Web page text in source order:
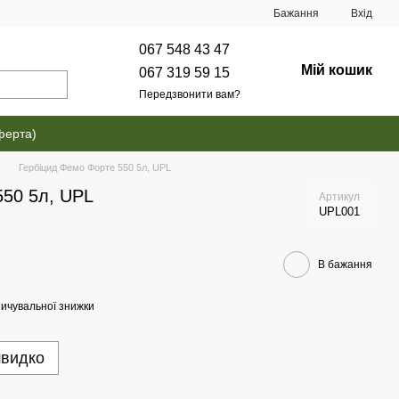
Бажання Вхід
067 548 43 47
067 319 59 15
Передзвонити вам?
Мій кошик
Гербіцид Фемо Форте 550 5л, UPL
5л, UPL Артикул
UPL001
В бажання
знижки